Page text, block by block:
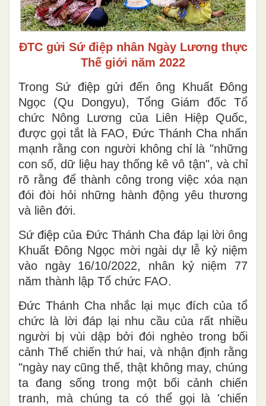
ĐTC gửi Sứ điệp nhân Ngày Lương thực
Thế giới năm 2022
Trong Sứ điệp gửi đến ông Khuất Đông
Ngọc (Qu Dongyu), Tổng Giám đốc Tổ
chức Nông Lương của Liên Hiệp Quốc,
được gọi tắt là FAO, Đức Thánh Cha nhấn
mạnh rằng con người không chỉ là "những
con số, dữ liệu hay thống kê vô tận", và chỉ
rõ rằng để thành công trong việc xóa nạn
đói đòi hỏi những hành động yêu thương
và liên đới.
Sứ điệp của Đức Thánh Cha đáp lại lời ông
Khuất Đông Ngọc mời ngài dự lễ kỷ niệm
vào ngày 16/10/2022, nhân kỷ niệm 77
năm thành lập Tổ chức FAO.
Đức Thánh Cha nhắc lại mục đích của tổ
chức là lời đáp lại nhu cầu của rất nhiều
người bị vùi dập bởi đói nghèo trong bối
cảnh Thế chiến thứ hai, và nhận định rằng
"ngày nay cũng thế, thật không may, chúng
ta đang sống trong một bối cảnh chiến
tranh, mà chúng ta có thể gọi là 'chiến